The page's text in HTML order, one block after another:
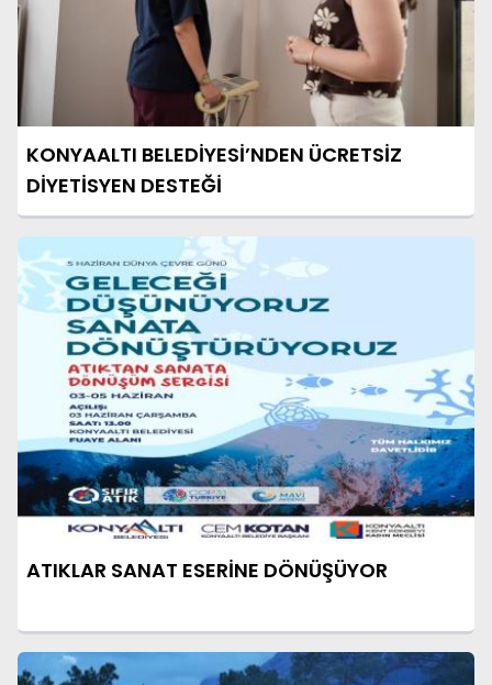
KONYAALTI BELEDİYESİ’NDEN ÜCRETSİZ
DİYETİSYEN DESTEĞİ
ATIKLAR SANAT ESERİNE DÖNÜŞÜYOR